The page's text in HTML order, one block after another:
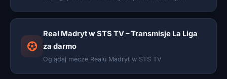
Real Madryt w STS TV – Transmisje La Liga
za darmo
Oglądaj mecze Realu Madryt w STS TV